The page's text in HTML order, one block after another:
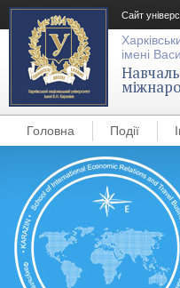
Сайт
імені
Головна Події